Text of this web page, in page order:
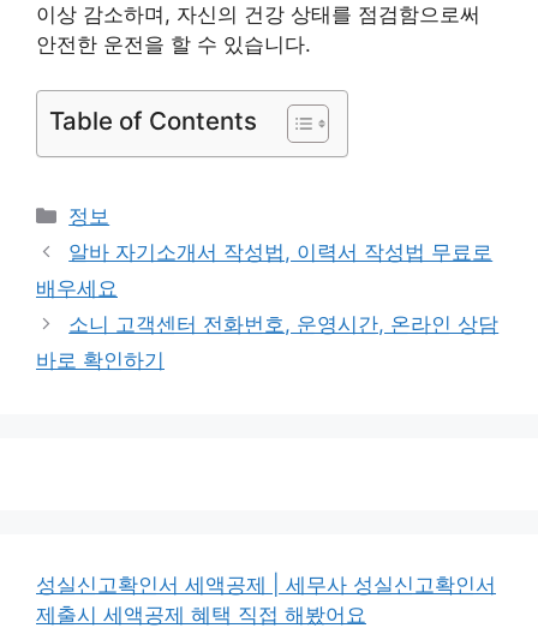
이상 감소하며, 자신의 건강 상태를 점검함으로써
안전한 운전을 할 수 있습니다.
Table of Contents
카
테
리
정보
알바 자기소개서 작성법, 이력서 작성법 무료로
배우세요
소니 고객센터 전화번호, 운영시간, 온라인 상담
바로 확인하기
성실신고확인서 세액공제 | 세무사 성실신고확인서
제출시 세액공제 혜택 직접 해봤어요